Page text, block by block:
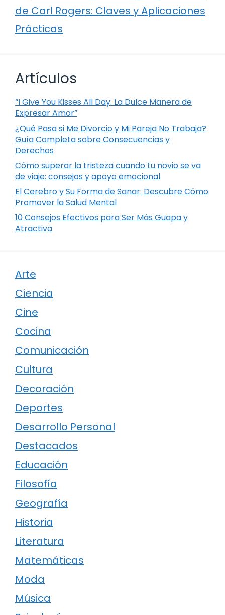
de Carl Rogers: Claves y Aplicaciones
Prácticas
Artículos
“I Give You Kisses All Day: La Dulce Manera de
Expresar Amor”
¿Qué Pasa si Me Divorcio y Mi Pareja No Trabaja?
Guía Completa sobre Consecuencias y
Derechos
Cómo superar la tristeza cuando tu novio se va
de viaje: consejos y apoyo emocional
El Cerebro y Su Forma de Sanar: Descubre Cómo
Promover la Salud Mental
10 Consejos Efectivos para Ser Más Guapa y
Atractiva
Arte
Ciencia
Cine
Cocina
Comunicación
Cultura
Decoración
Deportes
Desarrollo Personal
Destacados
Educación
Filosofía
Geografía
Historia
Literatura
Matemáticas
Moda
Música